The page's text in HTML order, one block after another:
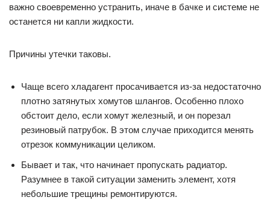
важно своевременно устранить, иначе в бачке и системе не
останется ни капли жидкости.
Причины утечки таковы.
Чаще всего хладагент просачивается из-за недостаточно
плотно затянутых хомутов шлангов. Особенно плохо
обстоит дело, если хомут железный, и он порезал
резиновый патрубок. В этом случае приходится менять
отрезок коммуникации целиком.
Бывает и так, что начинает пропускать радиатор.
Разумнее в такой ситуации заменить элемент, хотя
небольшие трещины ремонтируются.